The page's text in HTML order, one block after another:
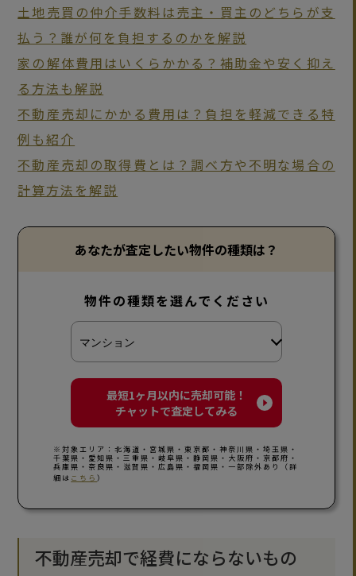
土地売買の仲介手数料は売主・買主のどちらが支
払う？誰が何を負担するのかを解説
家の解体費用はいくらかかる？補助金や安く抑え
る方法も解説
不動産売却にかかる費用は？負担を軽減できる特
例も紹介
不動産売却の取得費とは？調べ方や不明な場合の
計算方法を解説
あなたが査定したい物件の種類は？
物件の種類を選んでください
最短1ヶ月以内に売却可能！
チャットで査定してみる
※対象エリア：北海道・宮城県・東京都・神奈川県・埼玉県・
千葉県・愛知県・三重県・岐阜県・静岡県・大阪府・京都府・
兵庫県・奈良県・滋賀県・広島県・福岡県・一部除外あり（詳
細は こちら）
不動産売却で経費にならないもの